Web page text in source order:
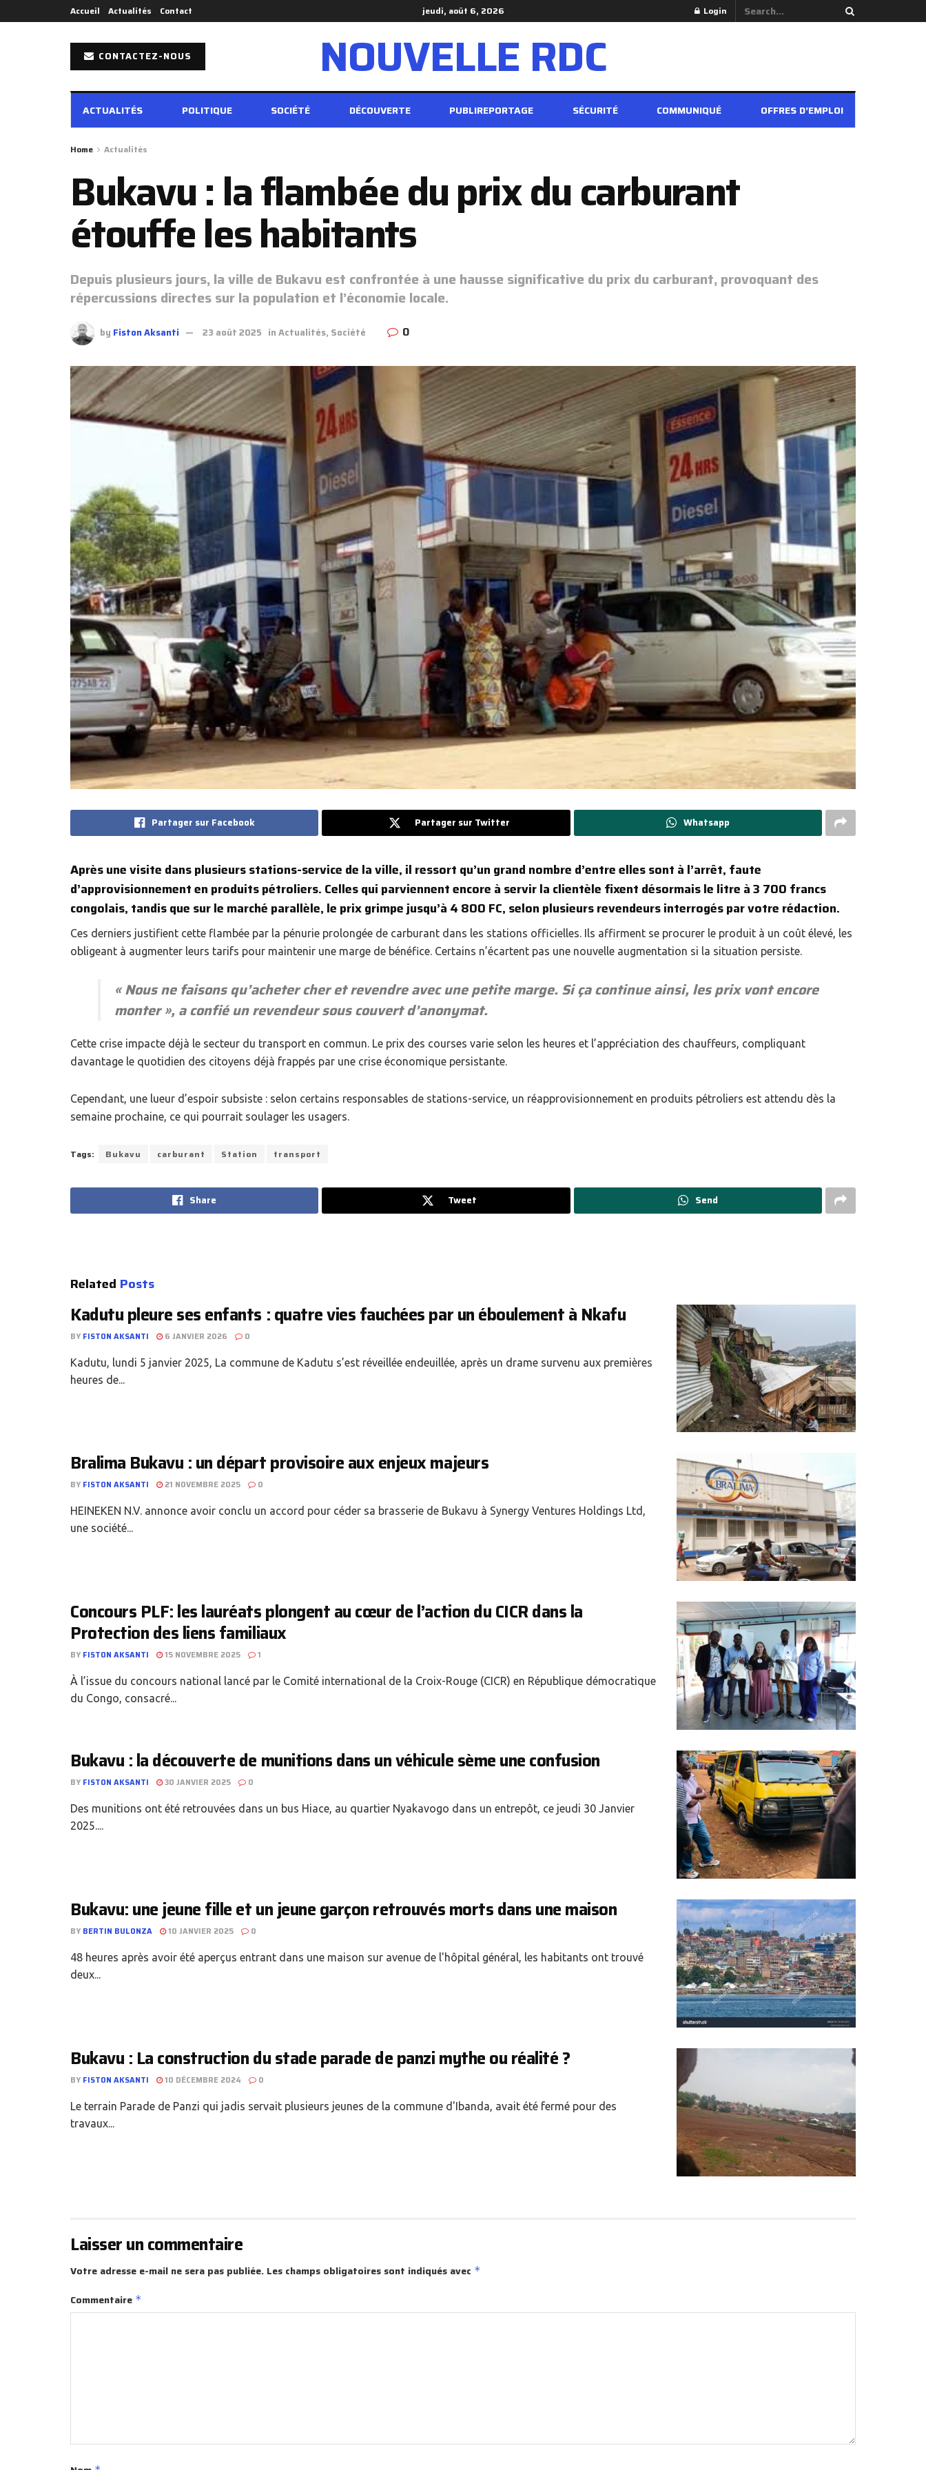
Accueil Actualités Contact jeudi, août 6, 2026 Login
CONTACTEZ-NOUS NOUVELLE RDC
ACTUALITÉS POLITIQUE SOCIÉTÉ DÉCOUVERTE PUBLIREPORTAGE SÉCURITÉ COMMUNIQUÉ OFFRES D’EMPLOI
Home Actualités
‎Bukavu : la flambée du prix du carburant
étouffe les habitants
‎Depuis plusieurs jours, la ville de Bukavu est confrontée à une hausse significative du prix du carburant, provoquant des
répercussions directes sur la population et l’économie locale.
by Fiston Aksanti 23 août 2025 inActualités, Société 0
Partager sur Facebook Partager sur Twitter Whatsapp
‎Après une visite dans plusieurs stations-service de la ville, il ressort qu’un grand nombre d’entre elles sont à l’arrêt, faute
d’approvisionnement en produits pétroliers. Celles qui parviennent encore à servir la clientèle fixent désormais le litre à 3 700 francs
congolais, tandis que sur le marché parallèle, le prix grimpe jusqu’à 4 800 FC, selon plusieurs revendeurs interrogés par votre rédaction.
‎Ces derniers justifient cette flambée par la pénurie prolongée de carburant dans les stations officielles. Ils affirment se procurer le produit à un coût élevé, les
obligeant à augmenter leurs tarifs pour maintenir une marge de bénéfice. Certains n’écartent pas une nouvelle augmentation si la situation persiste.
‎« Nous ne faisons qu’acheter cher et revendre avec une petite marge. Si ça continue ainsi, les prix vont encore
monter », a confié un revendeur sous couvert d’anonymat.
‎Cette crise impacte déjà le secteur du transport en commun. Le prix des courses varie selon les heures et l’appréciation des chauffeurs, compliquant
davantage le quotidien des citoyens déjà frappés par une crise économique persistante.
‎Cependant, une lueur d’espoir subsiste : selon certains responsables de stations-service, un réapprovisionnement en produits pétroliers est attendu dès la
semaine prochaine, ce qui pourrait soulager les usagers.
Tags: Bukavu carburant Station transport
Share Tweet Send
Related Posts
Kadutu pleure ses enfants : quatre vies fauchées par un éboulement à Nkafu
BY FISTON AKSANTI 6 JANVIER 2026 0
Kadutu, lundi 5 janvier 2025, La commune de Kadutu s’est réveillée endeuillée, après un drame survenu aux premières
heures de...
Bralima Bukavu : un départ provisoire aux enjeux majeurs
BY FISTON AKSANTI 21 NOVEMBRE 2025 0
HEINEKEN N.V. annonce avoir conclu un accord pour céder sa brasserie de Bukavu à Synergy Ventures Holdings Ltd,
une société...
Concours PLF: les lauréats plongent au cœur de l’action du CICR dans la
Protection des liens familiaux
BY FISTON AKSANTI 15 NOVEMBRE 2025 1
À l’issue du concours national lancé par le Comité international de la Croix-Rouge (CICR) en République démocratique
du Congo, consacré...
Bukavu : la découverte de munitions dans un véhicule sème une confusion
BY FISTON AKSANTI 30 JANVIER 2025 0
Des munitions ont été retrouvées dans un bus Hiace, au quartier Nyakavogo dans un entrepôt, ce jeudi 30 Janvier
2025....
Bukavu: une jeune fille et un jeune garçon retrouvés morts dans une maison
BY BERTIN BULONZA 10 JANVIER 2025 0
48 heures après avoir été aperçus entrant dans une maison sur avenue de l'hôpital général, les habitants ont trouvé
deux...
Bukavu : La construction du stade parade de panzi mythe ou réalité ?
BY FISTON AKSANTI 10 DÉCEMBRE 2024 0
Le terrain Parade de Panzi qui jadis servait plusieurs jeunes de la commune d'Ibanda, avait été fermé pour des
travaux...
Laisser un commentaire
Votre adresse e-mail ne sera pas publiée. Les champs obligatoires sont indiqués avec *
Commentaire *